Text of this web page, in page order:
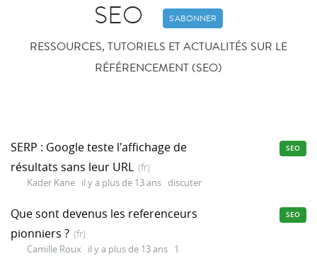
SEO S'ABONNER
RESSOURCES, TUTORIELS ET ACTUALITÉS SUR LE
RÉFÉRENCEMENT (SEO)
SERP : Google teste l'affichage de
résultats sans leur URL (fr)
Kader Kane il y a plus de 13 ans discuter
SEO
Que sont devenus les referenceurs
pionniers ? (fr)
Camille Roux il y a plus de 13 ans 1
SEO